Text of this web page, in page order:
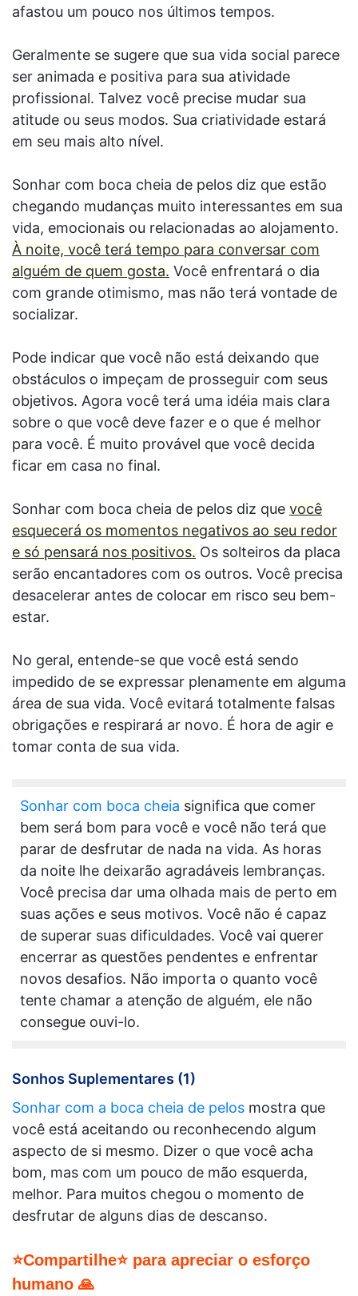
afastou um pouco nos últimos tempos.
Geralmente se sugere que sua vida social parece
ser animada e positiva para sua atividade
profissional. Talvez você precise mudar sua
atitude ou seus modos. Sua criatividade estará
em seu mais alto nível.
Sonhar com boca cheia de pelos diz que estão
chegando mudanças muito interessantes em sua
vida, emocionais ou relacionadas ao alojamento.
À noite, você terá tempo para conversar com
alguém de quem gosta. Você enfrentará o dia
com grande otimismo, mas não terá vontade de
socializar.
Pode indicar que você não está deixando que
obstáculos o impeçam de prosseguir com seus
objetivos. Agora você terá uma idéia mais clara
sobre o que você deve fazer e o que é melhor
para você. É muito provável que você decida
ficar em casa no final.
Sonhar com boca cheia de pelos diz que você
esquecerá os momentos negativos ao seu redor
e só pensará nos positivos. Os solteiros da placa
serão encantadores com os outros. Você precisa
desacelerar antes de colocar em risco seu bem-
estar.
No geral, entende-se que você está sendo
impedido de se expressar plenamente em alguma
área de sua vida. Você evitará totalmente falsas
obrigações e respirará ar novo. É hora de agir e
tomar conta de sua vida.
Sonhar com boca cheia significa que comer
bem será bom para você e você não terá que
parar de desfrutar de nada na vida. As horas
da noite lhe deixarão agradáveis lembranças.
Você precisa dar uma olhada mais de perto em
suas ações e seus motivos. Você não é capaz
de superar suas dificuldades. Você vai querer
encerrar as questões pendentes e enfrentar
novos desafios. Não importa o quanto você
tente chamar a atenção de alguém, ele não
consegue ouvi-lo.
Sonhos Suplementares (1)
Sonhar com a boca cheia de pelos mostra que
você está aceitando ou reconhecendo algum
aspecto de si mesmo. Dizer o que você acha
bom, mas com um pouco de mão esquerda,
melhor. Para muitos chegou o momento de
desfrutar de alguns dias de descanso.
⭐Compartilhe⭐ para apreciar o esforço
humano 🙏